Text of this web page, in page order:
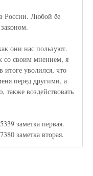
России. Любой ёе
они нас пользуют.
со своим мнением, я
итоге уволился, что
перед другими, а
также воздействовать
заметка первая.
заметка вторая.